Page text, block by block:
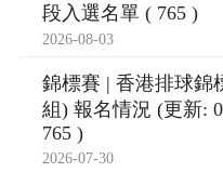
段入選名單 ( 765 )
2026-08-03
錦標賽 | 香港排球錦
組) 報名情況 (更新:
765 )
2026-07-30